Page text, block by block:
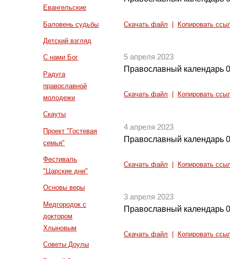
Евангельские
Баловень судьбы
Детский взгляд
С нами Бог
Радуга
православной
молодежи
Скауты
Проект "Гостевая
семья"
Фестиваль
"Царские дни"
Основы веры
Медгородок с
доктором
Хлыновым
Советы Доулы
Скачать файл Копировать
5 апреля 2023
Православный календарь
Скачать файл Копировать
4 апреля 2023
Православный календарь
Скачать файл Копировать
3 апреля 2023
Православный календарь
Скачать файл Копировать